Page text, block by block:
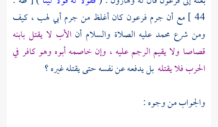
44 ] مع أن جرم فرعون كان أغلظ من جرم
أبي لهب ، كيف
ومن شرع محمد عليه الصلاة والسلام أن الأب لا يقتل بابنه
قصاصا ولا يقيم الرجم عليه ، وإن خاصمه أبوه وهو كافر في
الحرب فلا يقتله بل يدفعه عن نفسه حتى يقتله غيره ؟
والجواب من وجوه :